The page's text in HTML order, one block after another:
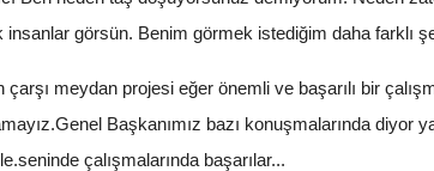
insanlar görsün. Benim görmek istediğim daha farklı
çarşı meydan projesi eğer önemli ve başarılı bir
Başkanımız bazı konuşmalarında diyor
çalışmalarında başarılar...